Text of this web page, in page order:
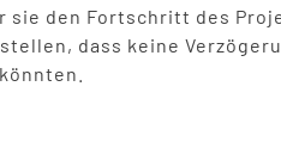
den Fortschritt des
dass keine